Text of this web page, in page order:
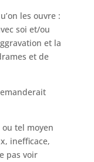
les ouvre :
soi et/ou
et la
et de
tel moyen
inefficace,
pas voir